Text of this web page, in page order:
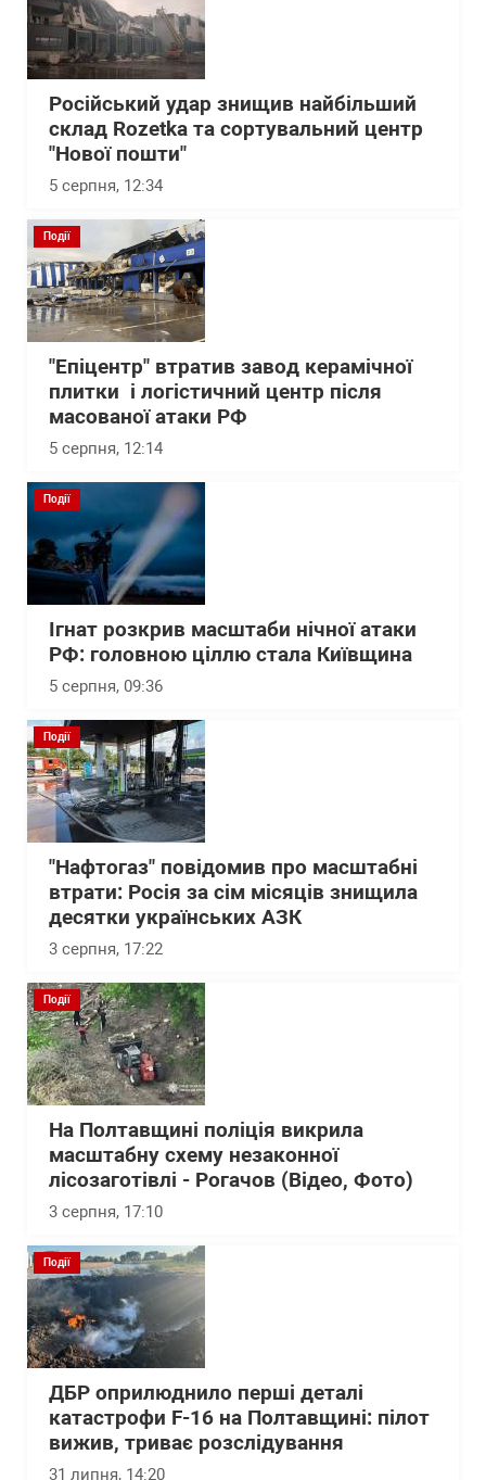
Російський удар знищив найбільший
склад Rozetka та сортувальний центр
"Нової пошти"
5 серпня, 12:34
Події
"Епіцентр" втратив завод керамічної
плитки і логістичний центр після
масованої атаки РФ
5 серпня, 12:14
Події
Ігнат розкрив масштаби нічної атаки
РФ: головною ціллю стала Київщина
5 серпня, 09:36
Події
"Нафтогаз" повідомив про масштабні
втрати: Росія за сім місяців знищила
десятки українських АЗК
3 серпня, 17:22
Події
На Полтавщині поліція викрила
масштабну схему незаконної
лісозаготівлі - Рогачов (Відео, Фото)
3 серпня, 17:10
Події
ДБР оприлюднило перші деталі
катастрофи F-16 на Полтавщині: пілот
вижив, триває розслідування
31 липня, 14:20